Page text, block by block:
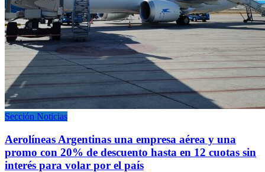
Sección Noticias
Aerolíneas Argentinas una empresa aérea y una
promo con 20% de descuento hasta en 12 cuotas sin
interés para volar por el país